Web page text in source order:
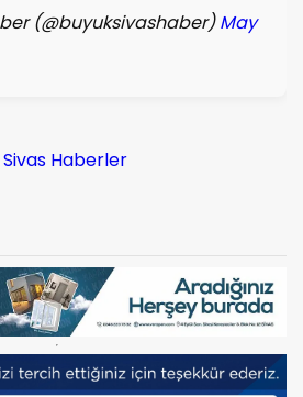
(@buyuksivashaber)May
Sivas Haberler